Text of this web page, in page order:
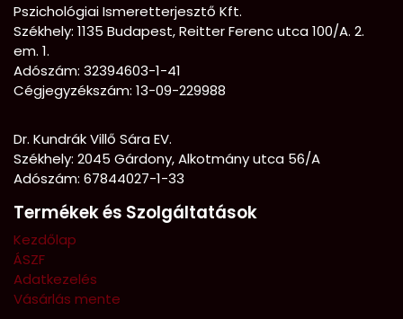
Pszichológiai Ismeretterjesztő Kft.
Székhely: 1135 Budapest, Reitter Ferenc utca 100/A. 2.
em. 1.
Adószám: 32394603-1-41
Cégjegyzékszám: 13-09-229988
Dr. Kundrák Villő Sára EV.
Székhely: 2045 Gárdony, Alkotmány utca 56/A
Adószám: 67844027-1-33
Termékek és Szolgáltatások
Kezdőlap
ÁSZF
Adatkezelés
Vásárlás mente